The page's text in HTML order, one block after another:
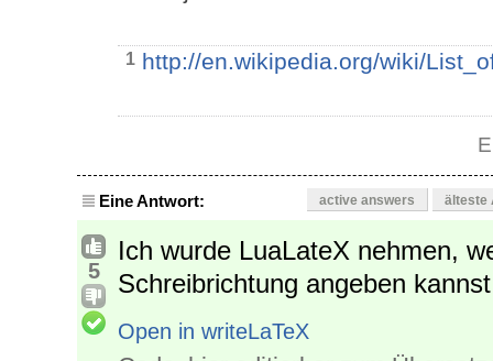
1 http://en.wikipedia.org/wiki/
Eine Antwort: active answers älteste
5
Ich wurde LuaLateX nehmen,
Schreibrichtung angeben
Open in writeLaTeX